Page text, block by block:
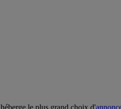
héberge le plus grand choix d'